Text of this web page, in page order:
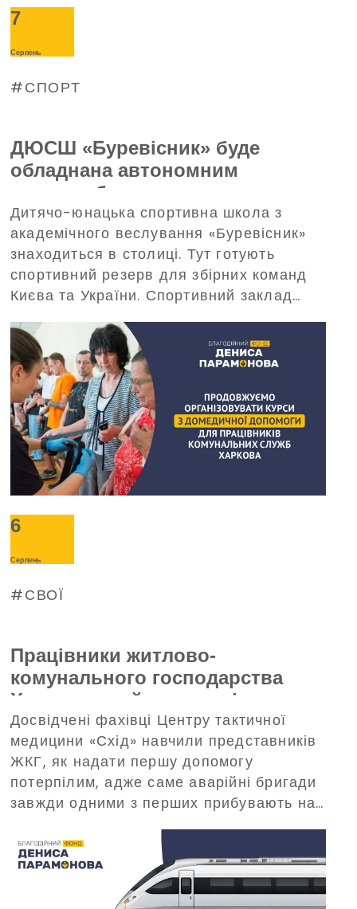
7
Серпень
СПОРТ
ДЮСШ «Буревісник» буде
обладнана автономним
енергозабезпеченням —
допоможе в цьому Благодійний
фонд Дениса Парамонова
Дитячо-юнацька спортивна школа з
академічного веслування «Буревісник»
знаходиться в столиці. Тут готують
спортивний резерв для збірних команд
Києва та України. Спортивний заклад
живлення під час масштабних
відключень електроенергії. З таким
проханням про допомогу до Фонду
звернулося керівництво «Буревісника».
6
Серпень
СВОЇ
Працівники житлово-
комунального господарства
Харкова пройшли тренінг з
домедичної допомоги, що
організований Благодійним
фондом Дениса Парамонова
Досвідчені фахівці Центру тактичної
медицини «Схід» навчили представників
ЖКГ, як надати першу допомогу
потерпілим, адже саме аварійні бригади
завжди одними з перших прибувають на